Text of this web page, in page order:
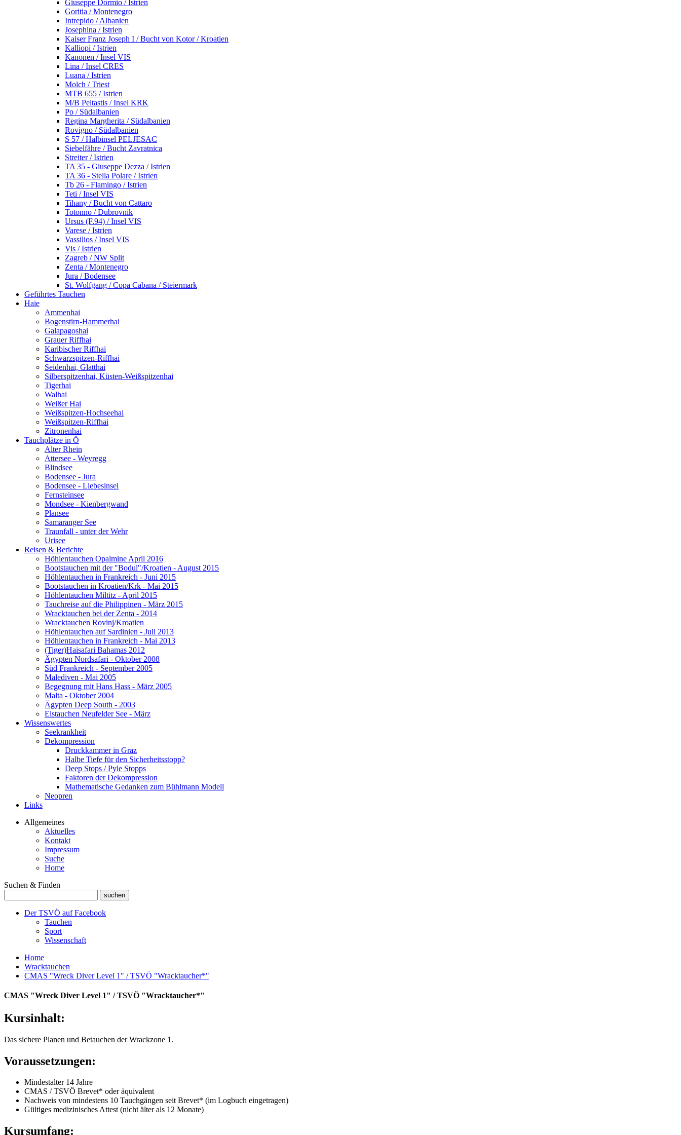
Giuseppe Dormio / Istrien
Goritia / Montenegro
Intrepido / Albanien
Josephina / Istrien
Kaiser Franz Joseph I / Bucht von Kotor / Kroatien
Kalliopi / Istrien
Kanonen / Insel VIS
Lina / Insel CRES
Luana / Istrien
Molch / Triest
MTB 655 / Istrien
M/B Peltastis / Insel KRK
Po / Südalbanien
Regina Margherita / Südalbanien
Rovigno / Südalbanien
S 57 / Halbinsel PELJESAC
Siebelfähre / Bucht Zavratnica
Streiter / Istrien
TA 35 - Giuseppe Dezza / Istrien
TA 36 - Stella Polare / Istrien
Tb 26 - Flamingo / Istrien
Teti / Insel VIS
Tihany / Bucht von Cattaro
Totonno / Dubrovnik
Ursus (F.94) / Insel VIS
Varese / Istrien
Vassilios / Insel VIS
Vis / Istrien
Zagreb / NW Split
Zenta / Montenegro
Jura / Bodensee
St. Wolfgang / Copa Cabana / Steiermark
Geführtes Tauchen
Haie
Ammenhai
Bogenstirn-Hammerhai
Galapagoshai
Grauer Riffhai
Karibischer Riffhai
Schwarzspitzen-Riffhai
Seidenhai, Glatthai
Silberspitzenhai, Küsten-Weißspitzenhai
Tigerhai
Walhai
Weißer Hai
Weißspitzen-Hochseehai
Weißspitzen-Riffhai
Zitronenhai
Tauchplätze in Ö
Alter Rhein
Attersee - Weyregg
Blindsee
Bodensee - Jura
Bodensee - Liebesinsel
Fernsteinsee
Mondsee - Kienbergwand
Plansee
Samaranger See
Traunfall - unter der Wehr
Urisee
Reisen & Berichte
Höhlentauchen Opalmine April 2016
Bootstauchen mit der "Bodul"/Kroatien - August 2015
Höhlentauchen in Frankreich - Juni 2015
Bootstauchen in Kroatien/Krk - Mai 2015
Höhlentauchen Miltitz - April 2015
Tauchreise auf die Philippinen - März 2015
Wracktauchen bei der Zenta - 2014
Wracktauchen Rovinj/Kroatien
Höhlentauchen auf Sardinien - Juli 2013
Höhlentauchen in Frankreich - Mai 2013
(Tiger)Haisafari Bahamas 2012
Ägypten Nordsafari - Oktober 2008
Süd Frankreich - September 2005
Malediven - Mai 2005
Begegnung mit Hans Hass - März 2005
Malta - Oktober 2004
Ägypten Deep South - 2003
Eistauchen Neufelder See - März
Wissenswertes
Seekrankheit
Dekompression
Druckkammer in Graz
Halbe Tiefe für den Sicherheitsstopp?
Deep Stops / Pyle Stopps
Faktoren der Dekompression
Mathematische Gedanken zum Bühlmann Modell
Neopren
Links
Allgemeines
Aktuelles
Kontakt
Impressum
Suche
Home
Suchen & Finden
Der TSVÖ auf Facebook
Tauchen
Sport
Wissenschaft
Home
Wracktauchen
CMAS "Wreck Diver Level 1" / TSVÖ "Wracktaucher*"
CMAS "Wreck Diver Level 1" / TSVÖ "Wracktaucher*"
Kursinhalt:
Das sichere Planen und Betauchen der Wrackzone 1.
Voraussetzungen:
Mindestalter 14 Jahre
CMAS / TSVÖ Brevet* oder äquivalent
Nachweis von mindestens 10 Tauchgängen seit Brevet* (im Logbuch eingetragen)
Gültiges medizinisches Attest (nicht älter als 12 Monate)
Kursumfang: